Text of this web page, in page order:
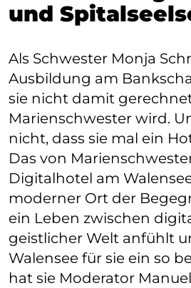
und
Als Schwester Monja
Ausbildung am
sie nicht damit
Marienschwester wird.
nicht, dass sie mal ein
Das von
Digitalhotel am
moderner Ort der
ein Leben zwischen
geistlicher Welt anfühlt
Walensee für sie ein so
hat sie Moderator